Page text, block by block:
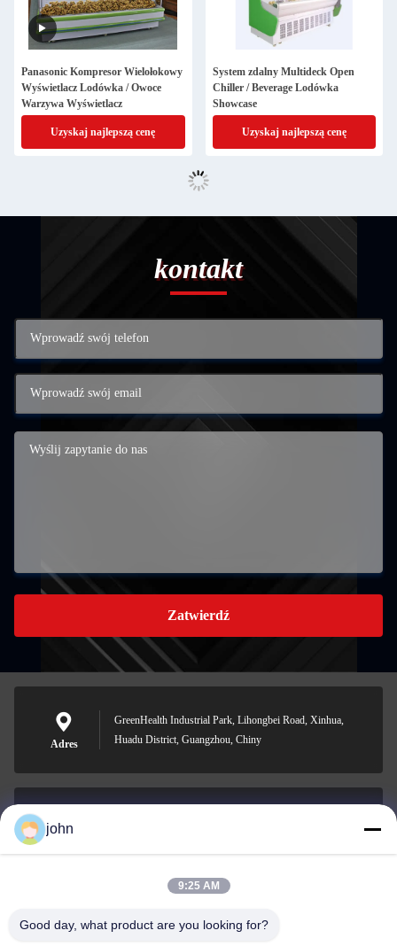
Panasonic Kompresor Wielołokowy
Wyświetlacz Lodówka / Owoce
Warzywa Wyświetlacz
Uzyskaj najlepszą cenę
System zdalny Multideck Open
Chiller / Beverage Lodówka
Showcase
Uzyskaj najlepszą cenę
kontakt
Zatwierdź
Adres
GreenHealth Industrial Park, Lihongbei Road, Xinhua,
Huadu District, Guangzhou, Chiny
0086-153-7406-6785
john
9:25 AM
Good day, what product are you looking for?